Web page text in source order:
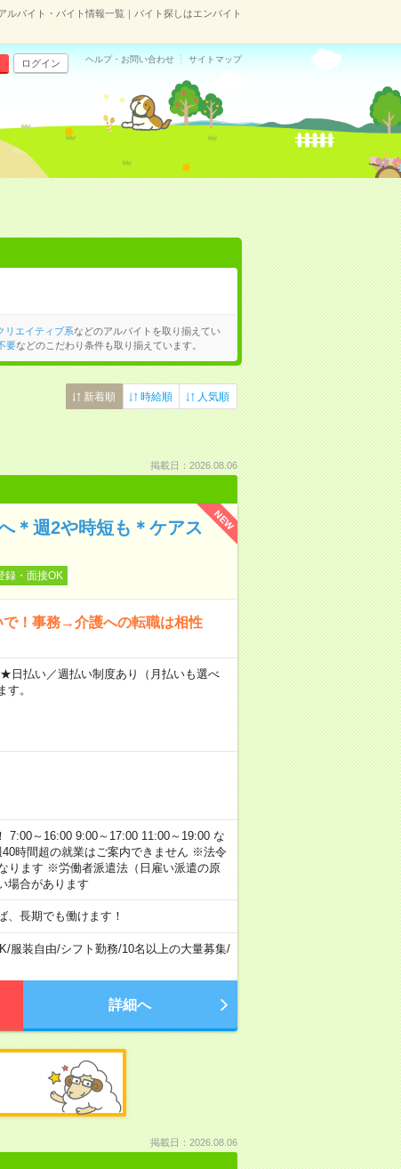
ルバイト・バイト情報一覧｜バイト探しはエンバイト
ログイン ヘルプ・お問い合わせ サイトマップ
リエイティブ系などのアルバイトを取り揃えてい
要などのこだわり条件も取り揃えています。
新着順 時給順 人気順
掲載日：2026.08.06
NEW
＊週2や時短も＊ケアス
録・面接OK
！事務→介護への転職は相性
払い／週払い制度あり（月払いも選べ
。
～16:00 9:00～17:00 11:00～19:00 な
時間超の就業はご案内できません ※法令
ります ※労働者派遣法（日雇い派遣の原
場合があります
長期でも働けます！
/服装自由/シフト勤務/10名以上の大量募集/
詳細へ
掲載日：2026.08.06